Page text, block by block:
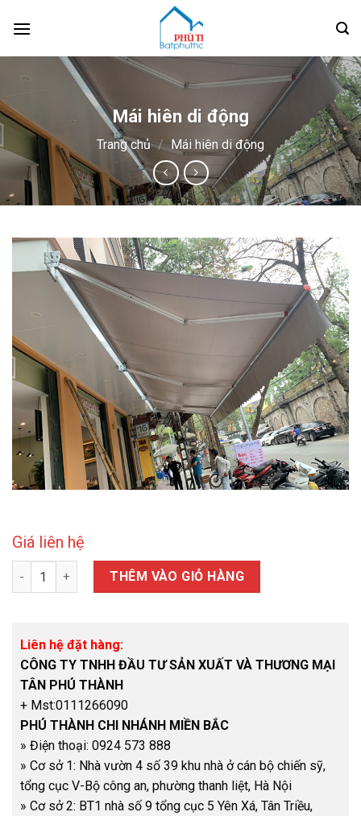
Mái hiên di động
Trang chủ / Mái hiên di động
Giá liên hệ
Mái hiên di động số lượngTHÊM VÀO GIỎ HÀNG
Liên hệ đặt hàng:
CÔNG TY TNHH ĐẦU TƯ SẢN XUẤT VÀ THƯƠNG MẠI
TÂN PHÚ THÀNH
+ Mst:0111266090
PHÚ THÀNH CHI NHÁNH MIỀN BẮC
» Điện thoại​: 0924 573 888
» Cơ sở 1: Nhà vườn 4 số 39 khu nhà ở cán bộ chiến sỹ,
tổng cục V-Bộ công an, phường thanh liệt, Hà Nội
» Cơ sở 2: BT1 nhà số 9 tổng cục 5 Yên Xá, Tân Triều,